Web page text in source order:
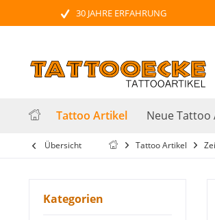
30 JAHRE ERFAHRUNG
Tattoo Artikel Neue Tattoo
Übersicht Tattoo Artikel
Kategorien